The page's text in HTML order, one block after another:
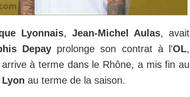
Lyonnais, Jean-Michel Aulas, avait
Depay prolonge son contrat à l'OL,
à terme dans le Rhône, a mis fin au
Lyon au terme de la saison.